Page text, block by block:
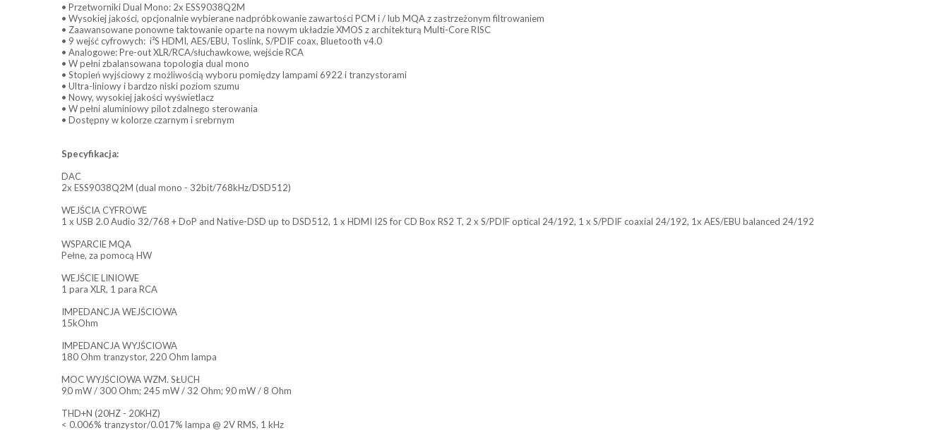
• Przetworniki Dual Mono: 2x ESS9038Q2M
• Wysokiej jakości, opcjonalnie wybierane nadpróbkowanie zawartości PCM i / lub MQA z zastrzeżonym filtrowaniem
• Zaawansowane ponowne taktowanie oparte na nowym układzie XMOS z architekturą Multi-Core RISC
• 9 wejść cyfrowych: i²S HDMI, AES/EBU, Toslink, S/PDIF coax, Bluetooth v4.0
• Analogowe: Pre-out XLR/RCA/słuchawkowe, wejście RCA
• W pełni zbalansowana topologia dual mono
• Stopień wyjściowy z możliwością wyboru pomiędzy lampami 6922 i tranzystorami
• Ultra-liniowy i bardzo niski poziom szumu
• Nowy, wysokiej jakości wyświetlacz
• W pełni aluminiowy pilot zdalnego sterowania
• Dostępny w kolorze czarnym i srebrnym
Specyfikacja:
DAC
2x ESS9038Q2M (dual mono - 32bit/768kHz/DSD512)
WEJŚCIA CYFROWE
1 x USB 2.0 Audio 32/768 + DoP and Native-DSD up to DSD512, 1 x HDMI I2S for CD Box RS2 T, 2 x S/PDIF optical 24/192, 1 x S/PDIF coaxial 24/192, 1x AES/EBU balanced 24/192
WSPARCIE MQA
Pełne, za pomocą HW
WEJŚCIE LINIOWE
1 para XLR, 1 para RCA
IMPEDANCJA WEJŚCIOWA
15kOhm
IMPEDANCJA WYJŚCIOWA
180 Ohm tranzystor, 220 Ohm lampa
MOC WYJŚCIOWA WZM. SŁUCH
90 mW / 300 Ohm; 245 mW / 32 Ohm; 90 mW / 8 Ohm
THD+N (20HZ - 20KHZ)
< 0.006% tranzystor/0.017% lampa @ 2V RMS, 1 kHz